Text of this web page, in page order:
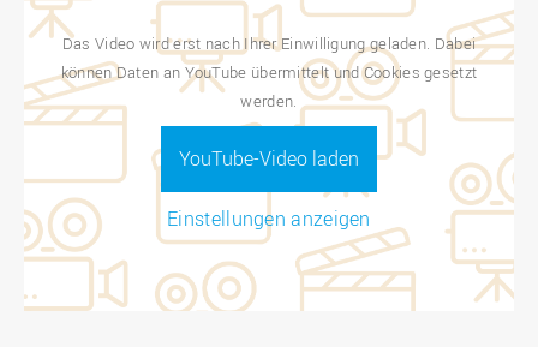
Das Video wird erst nach Ihrer Einwilligung geladen. Dabei
können Daten an YouTube übermittelt und Cookies gesetzt
werden.
YouTube-Video laden
Einstellungen anzeigen